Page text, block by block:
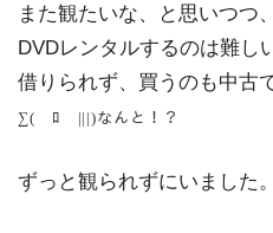
また観たいな、と思いつつ
DVDレンタルするのは難し
借りられず、買うのも中古
∑(￣ﾛ￣|||)なんと！？
ずっと観られずにいました。